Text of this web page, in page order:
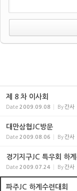
제 8 차 이사회
Date 2009.09.08 By간사
대만삼협JC방문
Date 2009.08.06 By간사
경기지구JC 특우회 하
Date 2009.07.24 By간사
파주JC 하계수련대회